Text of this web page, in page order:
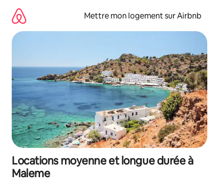
directement
contenu
Mettre mon logement sur Airbnb
Locations moyenne et longue durée à
Maleme